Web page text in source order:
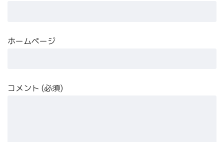
ホームページ
コメント (必須)